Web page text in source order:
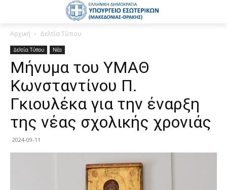
Αρχική Δελτία Τύπου
Δελτία Τύπου Νέα
Μήνυμα του ΥΜΑΘ
Κωνσταντίνου Π.
Γκιουλέκα για την έναρξη
της νέας σχολικής χρονιάς
2024-09-11